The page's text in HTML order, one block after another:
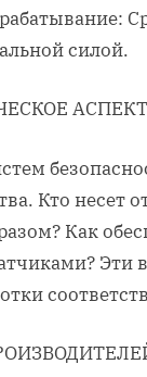
силой.
Кто несет
Как
Эти